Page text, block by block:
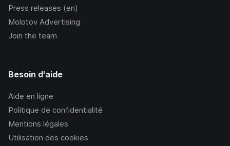
Press releases (en)
Molotov Advertising
Join the team
Besoin d'aide
Aide en ligne
Politique de confidentialité
Mentions légales
Utilisation des cookies